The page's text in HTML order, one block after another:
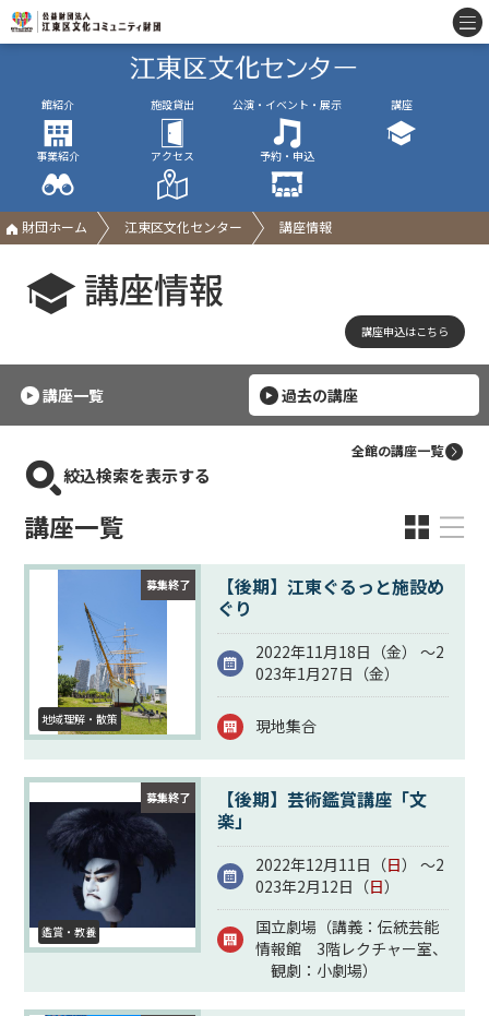
館紹介 施設貸出 公演・イベント・展示 講座
事業紹介 アクセス 予約・申込
財団ホーム 江東区文化センター 講座情報
講座情報
講座申込はこちら
講座一覧 過去の講座
絞込検索を表示する
全館の講座一覧
講座一覧
募集終了
地域理解・散策
【後期】江東ぐるっと施設め
ぐり
2022年11月18日（金） ～2
023年1月27日（金）
現地集合
募集終了
鑑賞・教養
【後期】芸術鑑賞講座「文
楽」
2022年12月11日（日） ～2
023年2月12日（日）
国立劇場（講義：伝統芸能
情報館 3階レクチャー室、
観劇：小劇場）